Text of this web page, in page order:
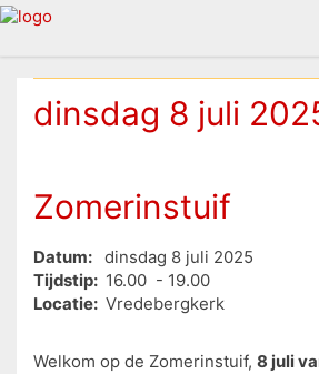
dinsdag 8 juli
Zomerinstuif
Datum:
dinsdag 8 juli 2025
Tijdstip: 16.00 - 19.00
Locatie: Vredebergkerk
Welkom op de Zomerinstuif, 8 juli